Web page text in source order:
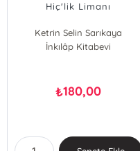
Hiç'lik Limanı
Ketrin Selin Sarıkaya
İnkılâp Kitabevi
₺180,00